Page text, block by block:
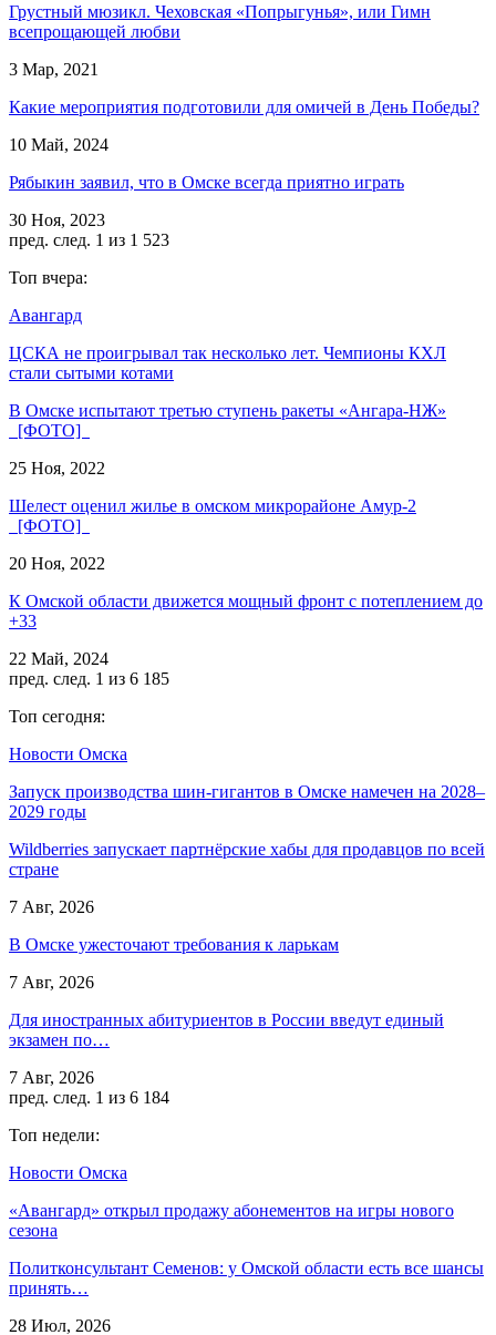
Грустный мюзикл. Чеховская «Попрыгунья», или Гимн
всепрощающей любви
3 Мар, 2021
Какие мероприятия подготовили для омичей в День Победы?
10 Май, 2024
Рябыкин заявил, что в Омске всегда приятно играть
30 Ноя, 2023
пред. след. 1 из 1 523
Топ вчера:
Авангард
ЦСКА не проигрывал так несколько лет. Чемпионы КХЛ
стали сытыми котами
В Омске испытают третью ступень ракеты «Ангара-НЖ»
[ФОТО]
25 Ноя, 2022
Шелест оценил жилье в омском микрорайоне Амур-2
[ФОТО]
20 Ноя, 2022
К Омской области движется мощный фронт с потеплением до
+33
22 Май, 2024
пред. след. 1 из 6 185
Топ сегодня:
Новости Омска
Запуск производства шин-гигантов в Омске намечен на 2028–
2029 годы
Wildberries запускает партнёрские хабы для продавцов по всей
стране
7 Авг, 2026
В Омске ужесточают требования к ларькам
7 Авг, 2026
Для иностранных абитуриентов в России введут единый
экзамен по…
7 Авг, 2026
пред. след. 1 из 6 184
Топ недели:
Новости Омска
«Авангард» открыл продажу абонементов на игры нового
сезона
Политконсультант Семенов: у Омской области есть все шансы
принять…
28 Июл, 2026